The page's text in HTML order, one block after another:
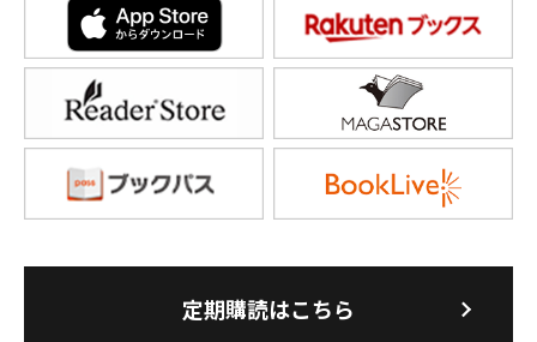
定期購読はこちら